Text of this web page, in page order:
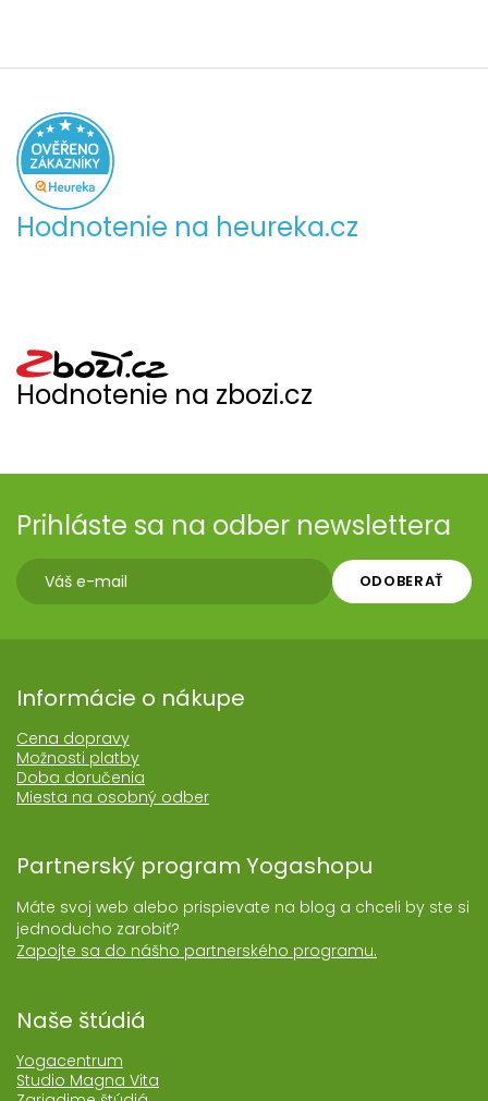
Hodnotenie na heureka.cz
Hodnotenie na zbozi.cz
Prihláste sa na odber newslettera
ODOBERAŤ
Informácie o nákupe
Cena dopravy
Možnosti platby
Doba doručenia
Miesta na osobný odber
Partnerský program Yogashopu
Máte svoj web alebo prispievate na blog a chceli by ste si
jednoducho zarobiť?
Zapojte sa do nášho partnerského programu.
Naše štúdiá
Yogacentrum
Studio Magna Vita